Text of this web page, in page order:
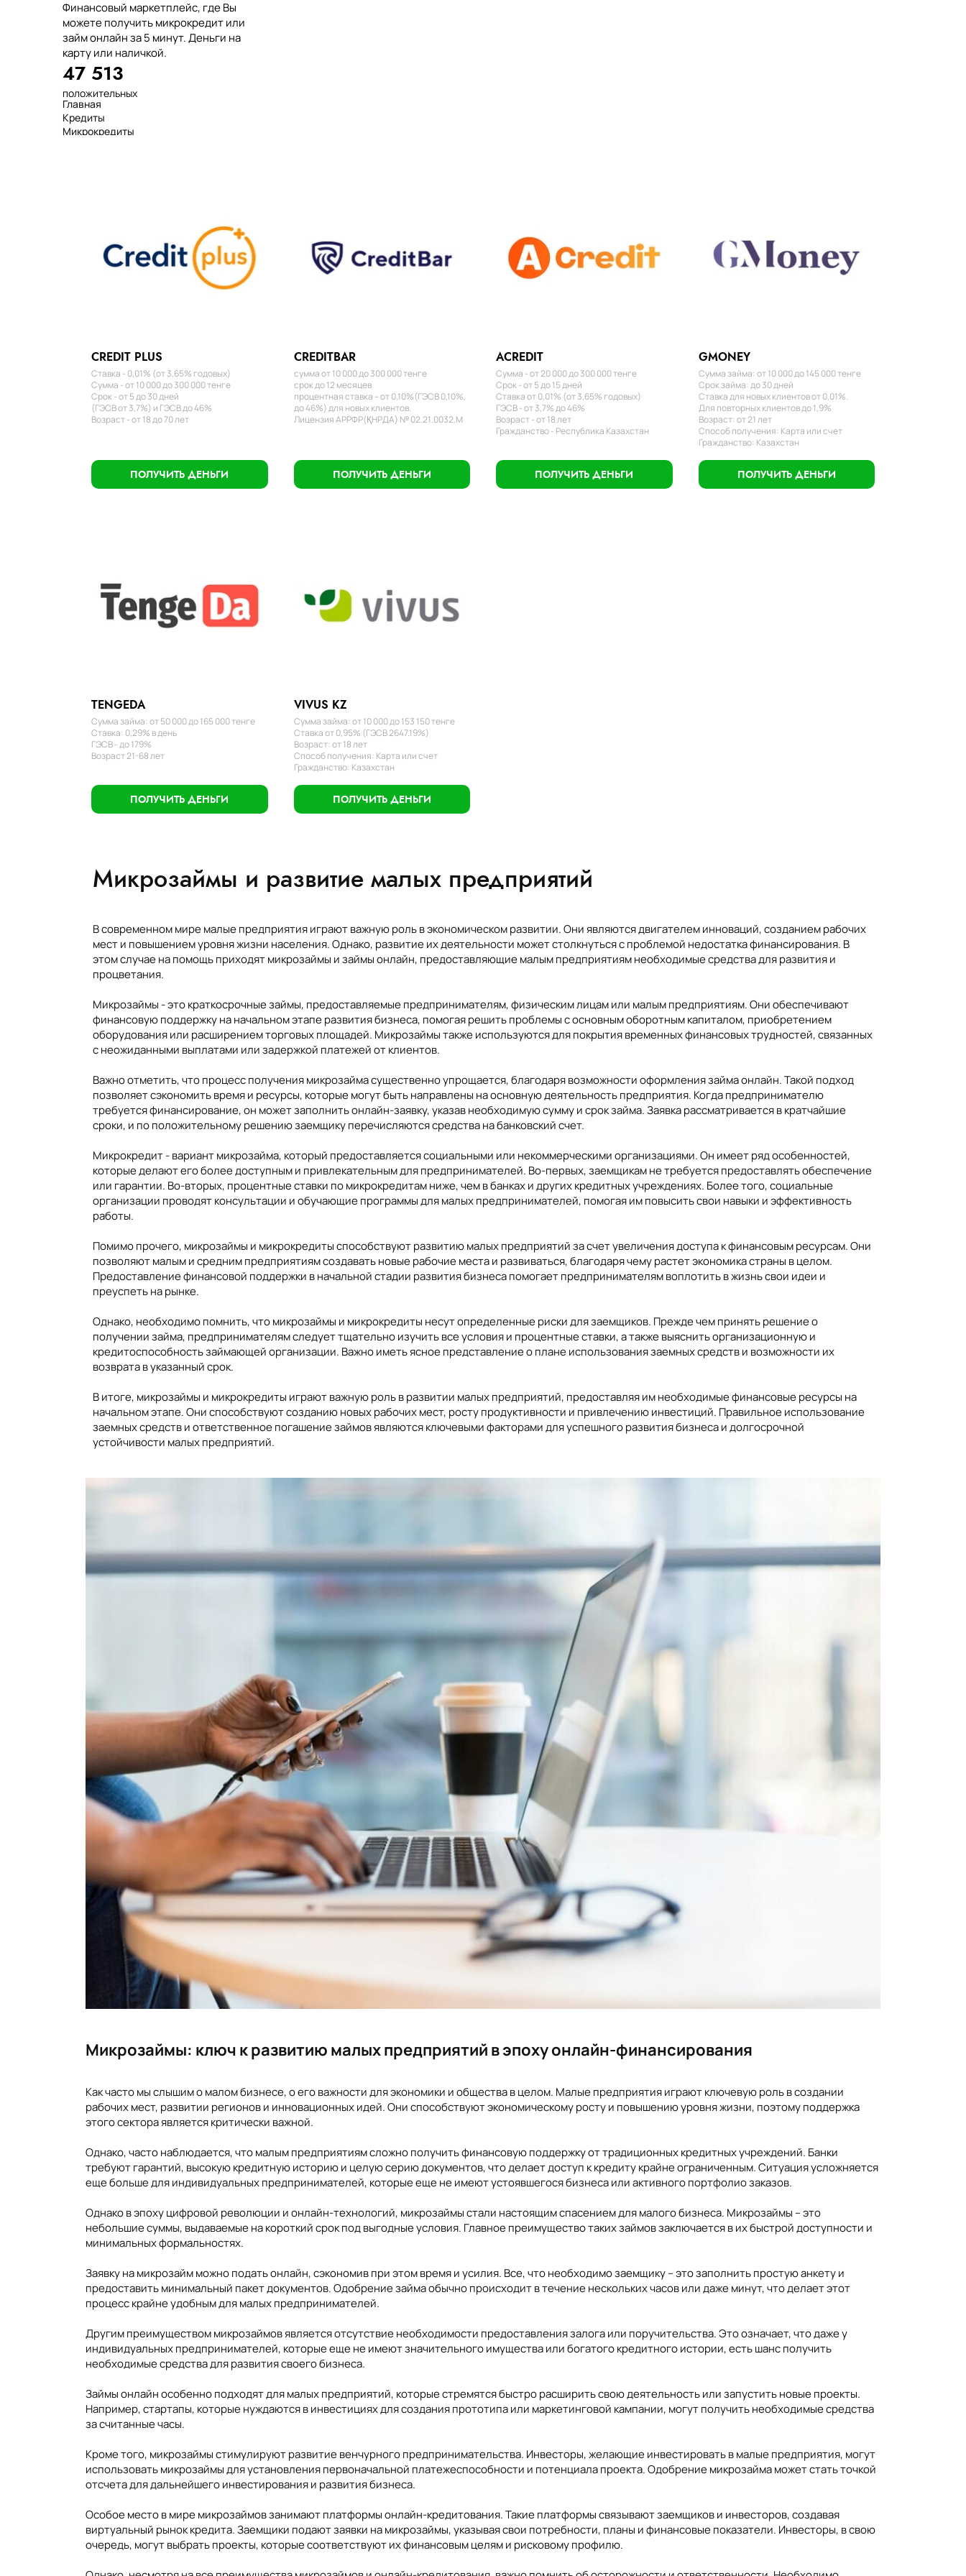
Финансовый маркетплейс, где Вы
можете получить микрокредит или
займ онлайн за 5 минут. Деньги на
карту или наличкой.
47 513
положительных
отзывов
тенге выдано
нашим клиентам
851 523 000
7 минут
Главная
Кредиты
Микрокредиты
Денежные кредиты
CREDIT PLUS
Ставка - 0,01% (от 3,65% годовых)
Сумма - от 10 000 до 300 000 тенге
Срок - от 5 до 30 дней
(ГЭСВ от 3,7%) и ГЭСВ до 46%
Возраст - от 18 до 70 лет
ПОЛУЧИТЬ ДЕНЬГИ
CREDITBAR
сумма от 10 000 до 300 000 тенге
срок до 12 месяцев
процентная ставка – от 0,10%(ГЭСВ 0,10%,
до 46%) для новых клиентов.
Лицензия АРРФР(ҚНРДА) № 02.21.0032.М
ПОЛУЧИТЬ ДЕНЬГИ
ACREDIT
Сумма - от 20 000 до 300 000 тенге
Срок - от 5 до 15 дней
Ставка от 0,01% (от 3,65% годовых)
ГЭСВ - от 3,7% до 46%
Возраст - от 18 лет
Гражданство - Республика Казахстан
ПОЛУЧИТЬ ДЕНЬГИ
GMONEY
Сумма займа: от 10 000 до 145 000 тенге
Срок займа: до 30 дней
Ставка для новых клиентов от 0,01%.
Для повторных клиентов до 1,9%
Возраст: от 21 лет
Способ получения: Карта или счет
Гражданство: Казахстан
ПОЛУЧИТЬ ДЕНЬГИ
TENGEDA
Сумма займа: от 50 000 до 165 000 тенге
Ставка: 0,29% в день
ГЭСВ - до 179%
Возраст 21-68 лет
ПОЛУЧИТЬ ДЕНЬГИ
VIVUS KZ
Сумма займа: от 10 000 до 153 150 тенге
Ставка от 0,95% (ГЭСВ 2647.19%)
Возраст: от 18 лет
Способ получения: Карта или счет
Гражданство: Казахстан
ПОЛУЧИТЬ ДЕНЬГИ
Микрозаймы и развитие малых предприятий
В современном мире малые предприятия играют важную роль в экономическом развитии. Они являются двигателем инноваций, созданием рабочих
мест и повышением уровня жизни населения. Однако, развитие их деятельности может столкнуться с проблемой недостатка финансирования. В
этом случае на помощь приходят микрозаймы и займы онлайн, предоставляющие малым предприятиям необходимые средства для развития и
процветания.
Микрозаймы - это краткосрочные займы, предоставляемые предпринимателям, физическим лицам или малым предприятиям. Они обеспечивают
финансовую поддержку на начальном этапе развития бизнеса, помогая решить проблемы с основным оборотным капиталом, приобретением
оборудования или расширением торговых площадей. Микрозаймы также используются для покрытия временных финансовых трудностей, связанных
с неожиданными выплатами или задержкой платежей от клиентов.
Важно отметить, что процесс получения микрозайма существенно упрощается, благодаря возможности оформления займа онлайн. Такой подход
позволяет сэкономить время и ресурсы, которые могут быть направлены на основную деятельность предприятия. Когда предпринимателю
требуется финансирование, он может заполнить онлайн-заявку, указав необходимую сумму и срок займа. Заявка рассматривается в кратчайшие
сроки, и по положительному решению заемщику перечисляются средства на банковский счет.
Микрокредит - вариант микрозайма, который предоставляется социальными или некоммерческими организациями. Он имеет ряд особенностей,
которые делают его более доступным и привлекательным для предпринимателей. Во-первых, заемщикам не требуется предоставлять обеспечение
или гарантии. Во-вторых, процентные ставки по микрокредитам ниже, чем в банках и других кредитных учреждениях. Более того, социальные
организации проводят консультации и обучающие программы для малых предпринимателей, помогая им повысить свои навыки и эффективность
работы.
Помимо прочего, микрозаймы и микрокредиты способствуют развитию малых предприятий за счет увеличения доступа к финансовым ресурсам. Они
позволяют малым и средним предприятиям создавать новые рабочие места и развиваться, благодаря чему растет экономика страны в целом.
Предоставление финансовой поддержки в начальной стадии развития бизнеса помогает предпринимателям воплотить в жизнь свои идеи и
преуспеть на рынке.
Однако, необходимо помнить, что микрозаймы и микрокредиты несут определенные риски для заемщиков. Прежде чем принять решение о
получении займа, предпринимателям следует тщательно изучить все условия и процентные ставки, а также выяснить организационную и
кредитоспособность займающей организации. Важно иметь ясное представление о плане использования заемных средств и возможности их
возврата в указанный срок.
В итоге, микрозаймы и микрокредиты играют важную роль в развитии малых предприятий, предоставляя им необходимые финансовые ресурсы на
начальном этапе. Они способствуют созданию новых рабочих мест, росту продуктивности и привлечению инвестиций. Правильное использование
заемных средств и ответственное погашение займов являются ключевыми факторами для успешного развития бизнеса и долгосрочной
устойчивости малых предприятий.
Микрозаймы: ключ к развитию малых предприятий в эпоху онлайн-финансирования
Как часто мы слышим о малом бизнесе, о его важности для экономики и общества в целом. Малые предприятия играют ключевую роль в создании
рабочих мест, развитии регионов и инновационных идей. Они способствуют экономическому росту и повышению уровня жизни, поэтому поддержка
этого сектора является критически важной.
Однако, часто наблюдается, что малым предприятиям сложно получить финансовую поддержку от традиционных кредитных учреждений. Банки
требуют гарантий, высокую кредитную историю и целую серию документов, что делает доступ к кредиту крайне ограниченным. Ситуация усложняется
еще больше для индивидуальных предпринимателей, которые еще не имеют устоявшегося бизнеса или активного портфолио заказов.
Однако в эпоху цифровой революции и онлайн-технологий, микрозаймы стали настоящим спасением для малого бизнеса. Микрозаймы – это
небольшие суммы, выдаваемые на короткий срок под выгодные условия. Главное преимущество таких займов заключается в их быстрой доступности и
минимальных формальностях.
Заявку на микрозайм можно подать онлайн, сэкономив при этом время и усилия. Все, что необходимо заемщику – это заполнить простую анкету и
предоставить минимальный пакет документов. Одобрение займа обычно происходит в течение нескольких часов или даже минут, что делает этот
процесс крайне удобным для малых предпринимателей.
Другим преимуществом микрозаймов является отсутствие необходимости предоставления залога или поручительства. Это означает, что даже у
индивидуальных предпринимателей, которые еще не имеют значительного имущества или богатого кредитного истории, есть шанс получить
необходимые средства для развития своего бизнеса.
Займы онлайн особенно подходят для малых предприятий, которые стремятся быстро расширить свою деятельность или запустить новые проекты.
Например, стартапы, которые нуждаются в инвестициях для создания прототипа или маркетинговой кампании, могут получить необходимые средства
за считанные часы.
Кроме того, микрозаймы стимулируют развитие венчурного предпринимательства. Инвесторы, желающие инвестировать в малые предприятия, могут
использовать микрозаймы для установления первоначальной платежеспособности и потенциала проекта. Одобрение микрозайма может стать точкой
отсчета для дальнейшего инвестирования и развития бизнеса.
Особое место в мире микрозаймов занимают платформы онлайн-кредитования. Такие платформы связывают заемщиков и инвесторов, создавая
виртуальный рынок кредита. Заемщики подают заявки на микрозаймы, указывая свои потребности, планы и финансовые показатели. Инвесторы, в свою
очередь, могут выбрать проекты, которые соответствуют их финансовым целям и рисковому профилю.